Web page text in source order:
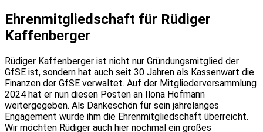
Ehrenmitgliedschaft für Rüdiger
Kaffenberger
Rüdiger Kaffenberger ist nicht nur Gründungsmitglied der
GfSE ist, sondern hat auch seit 30 Jahren als Kassenwart die
Finanzen der GfSE verwaltet. Auf der Mitgliederversammlung
2024 hat er nun diesen Posten an Ilona Hofmann
weitergegeben. Als Dankeschön für sein jahrelanges
Engagement wurde ihm die Ehrenmitgliedschaft überreicht.
Wir möchten Rüdiger auch hier nochmal ein großes